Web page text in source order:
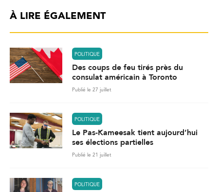
À LIRE ÉGALEMENT
POLITIQUE
Des coups de feu tirés près du
consulat américain à Toronto
Publié le 27 juillet
POLITIQUE
Le Pas-Kameesak tient aujourd’hui
ses élections partielles
Publié le 21 juillet
POLITIQUE